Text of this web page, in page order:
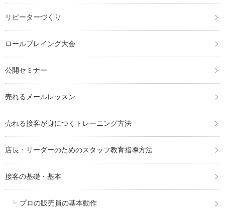
リピーターづくり
ロールプレイング大会
公開セミナー
売れるメールレッスン
売れる接客が身につくトレーニング方法
店長・リーダーのためのスタッフ教育指導方法
接客の基礎・基本
プロの販売員の基本動作